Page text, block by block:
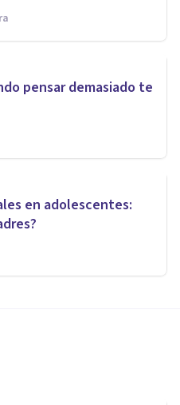
pensar demasiado te
en adolescentes: